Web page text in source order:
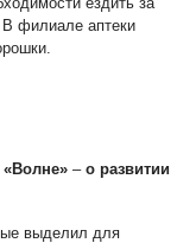
В филиале аптеки
«Волне» –о развитии
выделил для